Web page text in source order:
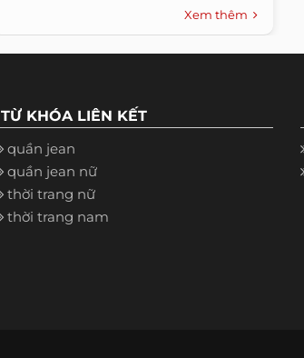
Xem thêm
TỪ KHÓA LIÊN KẾT
quần jean
quần jean nữ
thời trang nữ
thời trang nam